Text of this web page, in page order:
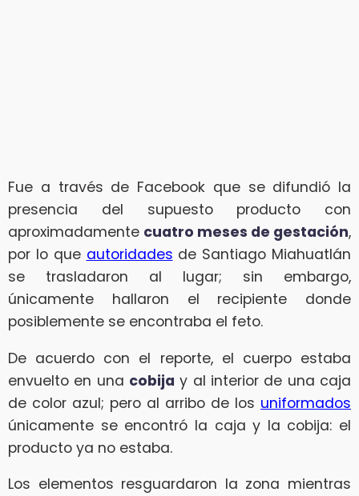
Fue a través de Facebook que se difundió la
presencia del supuesto producto con
aproximadamente cuatro meses de gestación,
por lo que autoridades de Santiago Miahuatlán
se trasladaron al lugar; sin embargo,
únicamente hallaron el recipiente donde
posiblemente se encontraba el feto.
De acuerdo con el reporte, el cuerpo estaba
envuelto en una cobija y al interior de una caja
de color azul; pero al arribo de los uniformados
únicamente se encontró la caja y la cobija: el
producto ya no estaba.
Los elementos resguardaron la zona mientras